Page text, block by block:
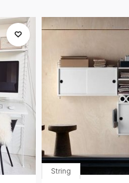
String